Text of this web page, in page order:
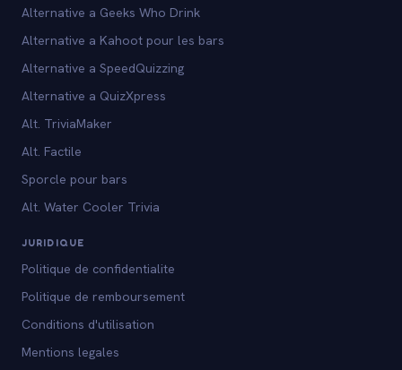
Alternative a Geeks Who Drink
Alternative a Kahoot pour les bars
Alternative a SpeedQuizzing
Alternative a QuizXpress
Alt. TriviaMaker
Alt. Factile
Sporcle pour bars
Alt. Water Cooler Trivia
JURIDIQUE
Politique de confidentialite
Politique de remboursement
Conditions d'utilisation
Mentions legales